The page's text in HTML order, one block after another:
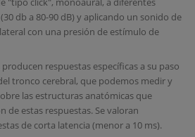
db a 80-90 dB) y aplicando un sonido de
con una presión de estímulo de
respuestas específicas a su paso
tronco cerebral, que podemos medir y
las estructuras anatómicas que
de estas respuestas. Se valoran
de corta latencia (menor a 10 ms).